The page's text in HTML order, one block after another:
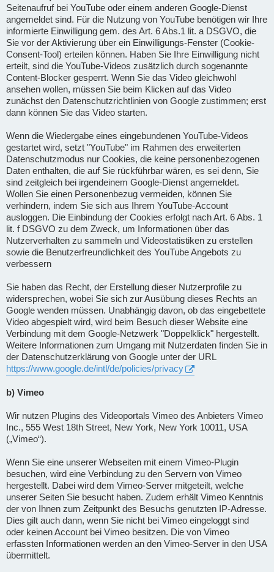
Seitenaufruf bei YouTube oder einem anderen Google-Dienst
angemeldet sind. Für die Nutzung von YouTube benötigen wir Ihre
informierte Einwilligung gem. des Art. 6 Abs.1 lit. a DSGVO, die
Sie vor der Aktivierung über ein Einwilligungs-Fenster (Cookie-
Consent-Tool) erteilen können. Haben Sie Ihre Einwilligung nicht
erteilt, sind die YouTube-Videos zusätzlich durch sogenannte
Content-Blocker gesperrt. Wenn Sie das Video gleichwohl
ansehen wollen, müssen Sie beim Klicken auf das Video
zunächst den Datenschutzrichtlinien von Google zustimmen; erst
dann können Sie das Video starten.
Wenn die Wiedergabe eines eingebundenen YouTube-Videos
gestartet wird, setzt "YouTube" im Rahmen des erweiterten
Datenschutzmodus nur Cookies, die keine personenbezogenen
Daten enthalten, die auf Sie rückführbar wären, es sei denn, Sie
sind zeitgleich bei irgendeinem Google-Dienst angemeldet.
Wollen Sie einen Personenbezug vermeiden, können Sie
verhindern, indem Sie sich aus Ihrem YouTube-Account
ausloggen. Die Einbindung der Cookies erfolgt nach Art. 6 Abs. 1
lit. f DSGVO zu dem Zweck, um Informationen über das
Nutzerverhalten zu sammeln und Videostatistiken zu erstellen
sowie die Benutzerfreundlichkeit des YouTube Angebots zu
verbessern
Sie haben das Recht, der Erstellung dieser Nutzerprofile zu
widersprechen, wobei Sie sich zur Ausübung dieses Rechts an
Google wenden müssen. Unabhängig davon, ob das eingebettete
Video abgespielt wird, wird beim Besuch dieser Website eine
Verbindung mit dem Google-Netzwerk "Doppelklick" hergestellt.
Weitere Informationen zum Umgang mit Nutzerdaten finden Sie in
der Datenschutzerklärung von Google unter der URL
https://www.google.de/intl/de/policies/privacy
b) Vimeo
Wir nutzen Plugins des Videoportals Vimeo des Anbieters Vimeo
Inc., 555 West 18th Street, New York, New York 10011, USA
(„Vimeo“).
Wenn Sie eine unserer Webseiten mit einem Vimeo-Plugin
besuchen, wird eine Verbindung zu den Servern von Vimeo
hergestellt. Dabei wird dem Vimeo-Server mitgeteilt, welche
unserer Seiten Sie besucht haben. Zudem erhält Vimeo Kenntnis
der von Ihnen zum Zeitpunkt des Besuchs genutzten IP-Adresse.
Dies gilt auch dann, wenn Sie nicht bei Vimeo eingeloggt sind
oder keinen Account bei Vimeo besitzen. Die von Vimeo
erfassten Informationen werden an den Vimeo-Server in den USA
übermittelt.